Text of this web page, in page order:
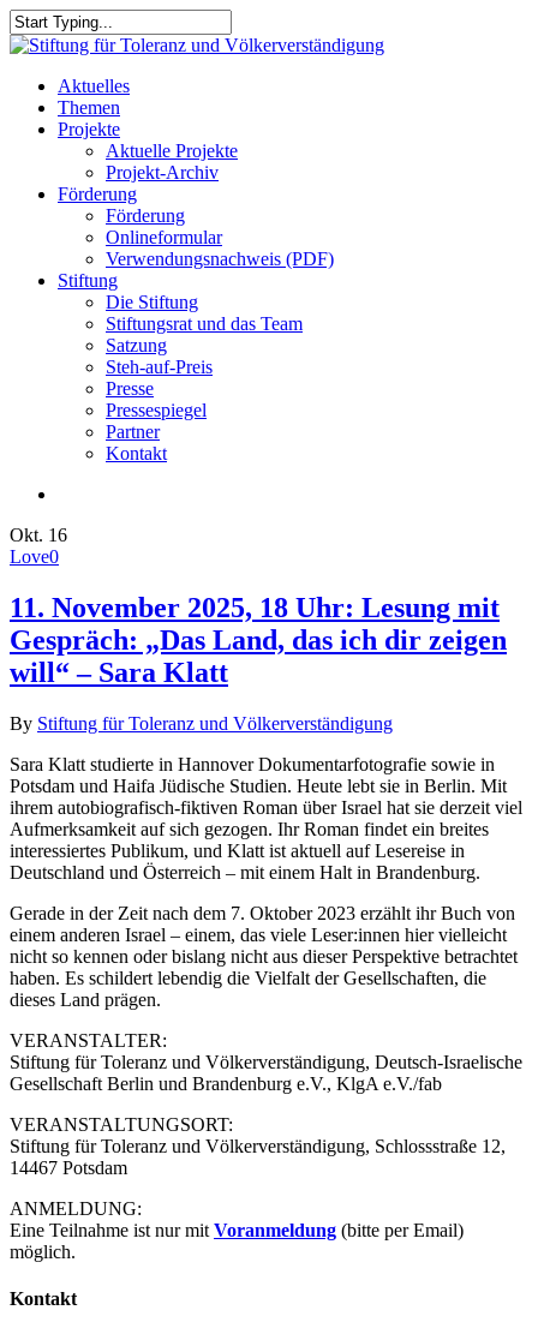
Skip
to
content
Close
search
Menu
Aktuelles
Themen
Projekte
Aktuelle Projekte
Projekt-Archiv
Förderung
Förderung
Onlineformular
Verwendungsnachweis (PDF)
Stiftung
Die Stiftung
Stiftungsrat und das Team
Satzung
Steh-auf-Preis
Presse
Pressespiegel
Partner
Kontakt
Okt. 16
Love0
11. November 2025, 18 Uhr: Lesung mit
Gespräch: „Das Land, das ich dir zeigen
will“ – Sara Klatt
By Stiftung für Toleranz und Völkerverständigung
Sara Klatt studierte in Hannover Dokumentarfotografie sowie in
Potsdam und Haifa Jüdische Studien. Heute lebt sie in Berlin. Mit
ihrem autobiografisch-fiktiven Roman über Israel hat sie derzeit viel
Aufmerksamkeit auf sich gezogen. Ihr Roman findet ein breites
interessiertes Publikum, und Klatt ist aktuell auf Lesereise in
Deutschland und Österreich – mit einem Halt in Brandenburg.
Gerade in der Zeit nach dem 7. Oktober 2023 erzählt ihr Buch von
einem anderen Israel – einem, das viele Leser:innen hier vielleicht
nicht so kennen oder bislang nicht aus dieser Perspektive betrachtet
haben. Es schildert lebendig die Vielfalt der Gesellschaften, die
dieses Land prägen.
VERANSTALTER:
Stiftung für Toleranz und Völkerverständigung, Deutsch-Israelische
Gesellschaft Berlin und Brandenburg e.V., KlgA e.V./fab
VERANSTALTUNGSORT:
Stiftung für Toleranz und Völkerverständigung, Schlossstraße 12,
14467 Potsdam
ANMELDUNG:
Eine Teilnahme ist nur mit Voranmeldung (bitte per Email)
möglich.
Kontakt